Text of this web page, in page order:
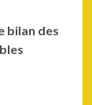
bilan des